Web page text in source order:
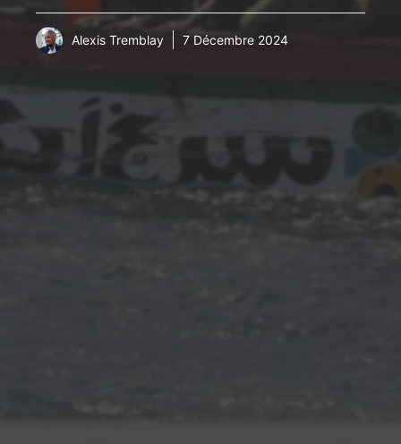
Alexis Tremblay 7 Décembre 2024